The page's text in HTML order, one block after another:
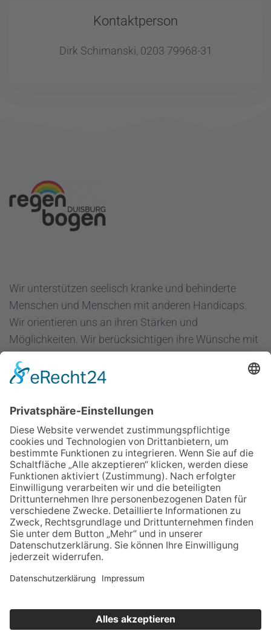
Kontaktperson
Dirk Schimanski, 0203 79968-31
Wir unterstützen seelisch kranke und behinderte
Menschen und Menschen mit anderen Handicaps.
Wir orientieren uns an ihren Stärken und
Möglichkeiten. Wir berücksichtigen ihre Wünsche mit
Regenbogen Duisburg gGmbH
47051 Duisburg
Telefon 0203/300 36-0
Fax 0203/300 36-20
info@regenbogen-duisburg.de
Facebook
Instagram
Youtube
Hinweisgebersystem